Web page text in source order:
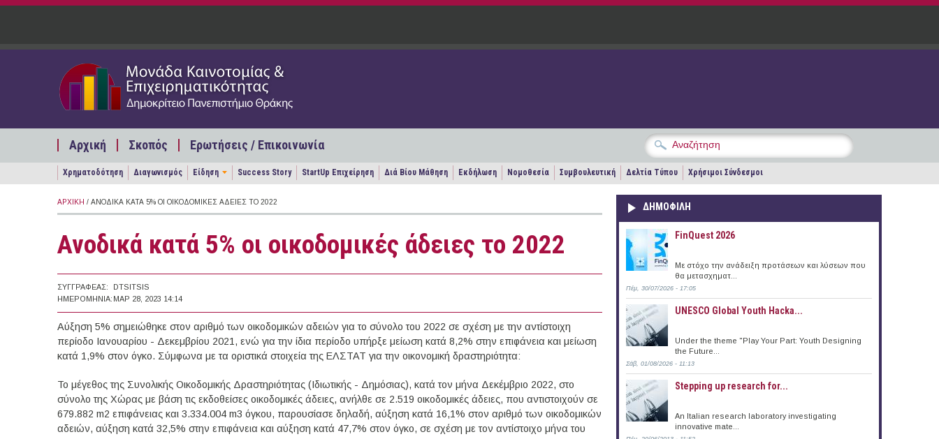
Παράκαμψη προς το κυρίως περιεχόμενο
Αρχική Σκοπός Ερωτήσεις / Επικοινωνία
Χρηματοδότηση Διαγωνισμός Είδηση Success Story StartUp Επιχείρηση Διά Βίου Μάθηση Εκδήλωση Νομοθεσία Συμβουλευτική Δελτία Τύπου Χρήσιμοι Σύνδεσμοι
ΑΡΧΙΚΉ / ΑΝΟΔΙΚΆ ΚΑΤΆ 5% ΟΙ ΟΙΚΟΔΟΜΙΚΈΣ ΆΔΕΙΕΣ ΤΟ 2022
Ανοδικά κατά 5% οι οικοδομικές άδειες το 2022
ΣΥΓΓΡΑΦΈΑΣ:
DTSITSIS
ΗΜΕΡΟΜΗΝΊΑ: ΜΑΡ 28, 2023 14:14
Αύξηση 5% σημειώθηκε στον αριθμό των οικοδομικών αδειών για το σύνολο του 2022 σε σχέση με την αντίστοιχη
περίοδο Ιανουαρίου - Δεκεμβρίου 2021, ενώ για την ίδια περίοδο υπήρξε μείωση κατά 8,2% στην επιφάνεια και μείωση
κατά 1,9% στον όγκο. Σύμφωνα με τα οριστικά στοιχεία της ΕΛΣΤΑΤ για την οικονομική δραστηριότητα:
Το μέγεθος της Συνολικής Οικοδομικής Δραστηριότητας (Ιδιωτικής - Δημόσιας), κατά τον μήνα Δεκέμβριο 2022, στο
σύνολο της Χώρας με βάση τις εκδοθείσες οικοδομικές άδειες, ανήλθε σε 2.519 οικοδομικές άδειες, που αντιστοιχούν σε
679.882 m2 επιφάνειας και 3.334.004 m3 όγκου, παρουσίασε δηλαδή, αύξηση κατά 16,1% στον αριθμό των οικοδομικών
αδειών, αύξηση κατά 32,5% στην επιφάνεια και αύξηση κατά 47,7% στον όγκο, σε σχέση με τον αντίστοιχο μήνα του
ΔΗΜΟΦΙΛΗ
FinQuest 2026
Με στόχο την ανάδειξη προτάσεων και λύσεων που
θα μετασχηματ...
Πέμ, 30/07/2026 - 17:05
UNESCO Global Youth Hacka...
Under the theme "Play Your Part: Youth Designing
the Future...
Σάβ, 01/08/2026 - 11:13
Stepping up research for...
An Italian research laboratory investigating
innovative mate...